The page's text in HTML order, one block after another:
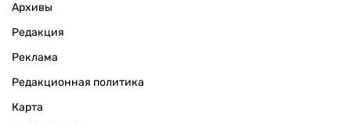
Архивы
Редакция
Реклама
Редакционная политика
Карта